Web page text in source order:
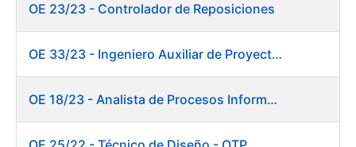
Show/Hide
OE 23/23 - Controlador de Reposiciones
OE 33/23 - Ingeniero Auxiliar de Proyectos. Marketing
OE 18/23 - Analista de Procesos Informáticos